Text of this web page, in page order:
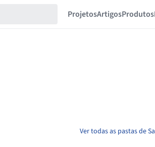
ProjetosArtigosProdutos
Ver todas as pastas de